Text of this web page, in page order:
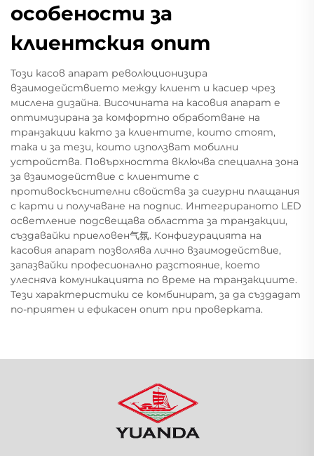
особености за
клиентския опит
Този касов апарат революционизира
взаимодействието между клиент и касиер чрез
мислена дизайна. Височината на касовия апарат е
оптимизирана за комфортно обработване на
транзакции както за клиентите, които стоят,
така и за тези, които използват мобилни
устройства. Повърхността включва специална зона
за взаимодействие с клиентите с
противоскъснителни свойства за сигурни плащания
с карти и получаване на подпис. Интегрираното LED
осветление подсвещава областта за транзакции,
създавайки приеловен气氛. Конфигурацията на
касовия апарат позволява лично взаимодействие,
запазвайки професионално разстояние, което
улесняva комуникацията по време на транзакциите.
Тези характеристики се комбинират, за да създадат
по-приятен и ефикасен опит при проверката.